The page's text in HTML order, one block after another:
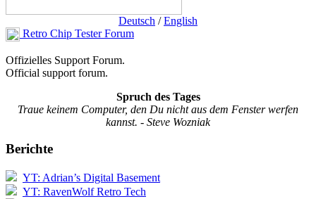
Deutsch /English
Retro Chip Tester Forum
Offizielles Support Forum.
Official support forum.
Spruch des Tages
Traue keinem Computer, den Du nicht aus dem Fenster werfen
kannst. - Steve Wozniak
Berichte
YT: Adrian’s Digital Basement
YT: RavenWolf Retro Tech